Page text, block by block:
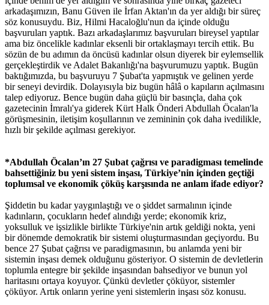
arkadaşımızın, Banu Güven ile İrfan Aktan'ın da yer aldığı bir süreç
söz konusuydu. Biz, Hilmi Hacaloğlu'nun da içinde olduğu
başvuruları yaptık. Bazı arkadaşlarımız başvuruları bireysel yaptılar
ama biz öncelikle kadınlar eksenli bir ortaklaşmayı tercih ettik. Bu
sözün de bu adımın da öncüsü kadınlar olsun diyerek bir eylemsellik
gerçekleştirdik ve Adalet Bakanlığı'na başvurumuzu yaptık. Bugün
baktığımızda, bu başvuruyu 7 Şubat'ta yapmıştık ve gelinen yerde
bir seneyi devirdik. Dolayısıyla biz bugün hâlâ o kapıların açılmasını
talep ediyoruz. Bence bugün daha güçlü bir basınçla, daha çok
gazetecinin İmralı'ya giderek Kürt Halk Önderi Abdullah Öcalan'la
görüşmesinin, iletişim koşullarının ve zemininin çok daha ivedilikle,
hızlı bir şekilde açılması gerekiyor.
*Abdullah Öcalan’ın 27 Şubat çağrısı ve paradigması temelinde
bahsettiğiniz bu yeni sistem inşası, Türkiye’nin içinden geçtiği
toplumsal ve ekonomik çöküş karşısında ne anlam ifade ediyor?
Şiddetin bu kadar yaygınlaştığı ve o şiddet sarmalının içinde
kadınların, çocukların hedef alındığı yerde; ekonomik kriz,
yoksulluk ve işsizlikle birlikte Türkiye'nin artık geldiği nokta, yeni
bir dönemde demokratik bir sistemi oluşturmasından geçiyordu. Bu
bence 27 Şubat çağrısı ve paradigmasının, bu anlamda yeni bir
sistemin inşası demek olduğunu gösteriyor. O sistemin de devletlerin
toplumla entegre bir şekilde inşasından bahsediyor ve bunun yol
haritasını ortaya koyuyor. Çünkü devletler çöküyor, sistemler
çöküyor. Artık onların yerine yeni sistemlerin inşası söz konusu.